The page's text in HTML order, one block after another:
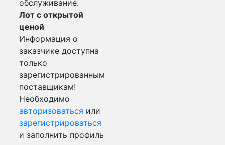
обслуживание.
Лот с открытой
ценой
Информация о
заказчике доступна
только
зарегистрированным
поставщикам!
Необходимо
авторизоваться или
зарегистрироваться
и заполнить профиль